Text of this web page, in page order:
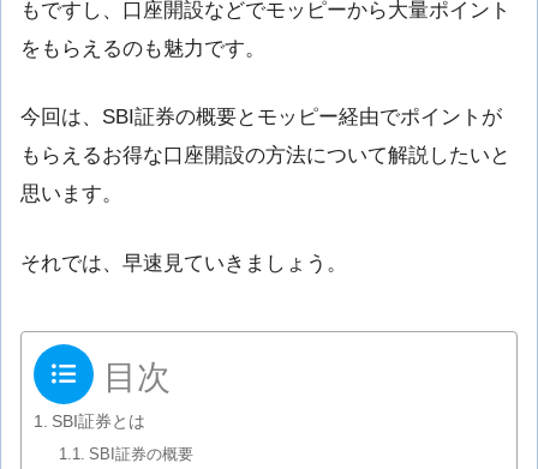
もですし、口座開設などでモッピーから大量ポイント
をもらえるのも魅力です。
今回は、SBI証券の概要とモッピー経由でポイントが
もらえるお得な口座開設の方法について解説したいと
思います。
それでは、早速見ていきましょう。
目次
SBI証券とは
SBI証券の概要